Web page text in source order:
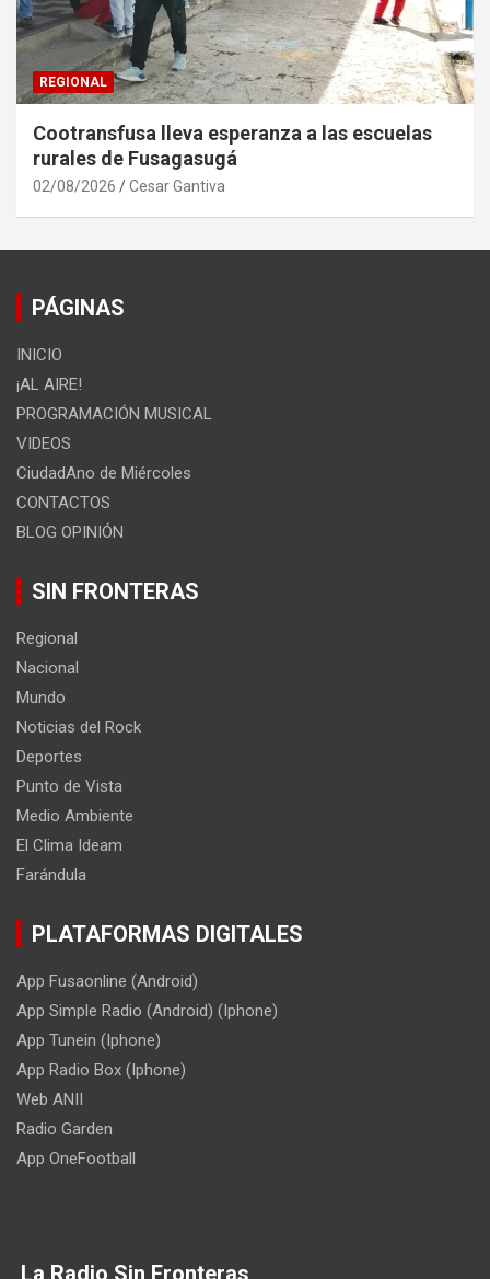
REGIONAL
Cootransfusa lleva esperanza a las escuelas
rurales de Fusagasugá
02/08/2026 Cesar Gantiva
PÁGINAS
INICIO
¡AL AIRE!
PROGRAMACIÓN MUSICAL
VIDEOS
CiudadAno de Miércoles
CONTACTOS
BLOG OPINIÓN
SIN FRONTERAS
Regional
Nacional
Mundo
Noticias del Rock
Deportes
Punto de Vista
Medio Ambiente
El Clima Ideam
Farándula
PLATAFORMAS DIGITALES
App Fusaonline (Android)
App Simple Radio (Android) (Iphone)
App Tunein (Iphone)
App Radio Box (Iphone)
Web ANII
Radio Garden
App OneFootball
La Radio Sin Fronteras